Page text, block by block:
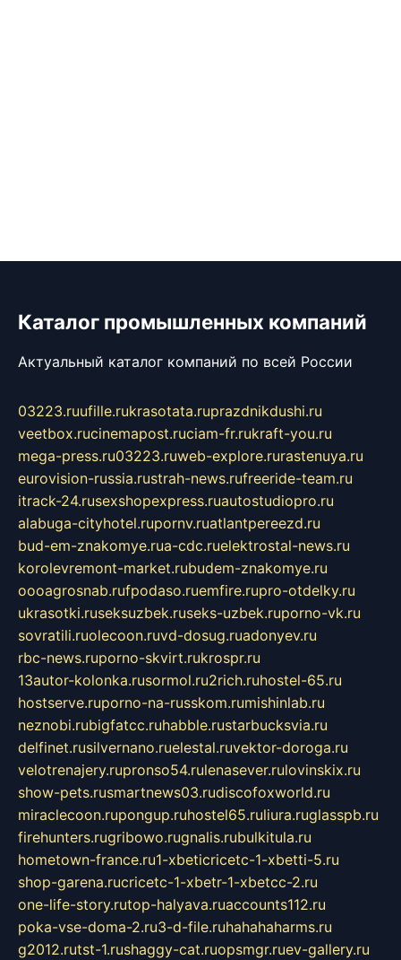
Каталог промышленных компаний
Актуальный каталог компаний по всей России
03223.ruufille.rukrasotata.ruprazdnikdushi.ru
veetbox.rucinemapost.ruciam-fr.rukraft-you.ru
mega-press.ru03223.ruweb-explore.rurastenuya.ru
eurovision-russia.rustrah-news.rufreeride-team.ru
itrack-24.rusexshopexpress.ruautostudiopro.ru
alabuga-cityhotel.rupornv.ruatlantpereezd.ru
bud-em-znakomye.rua-cdc.ruelektrostal-news.ru
korolevremont-market.rubudem-znakomye.ru
oooagrosnab.rufpodaso.ruemfire.rupro-otdelky.ru
ukrasotki.ruseksuzbek.ruseks-uzbek.ruporno-vk.ru
sovratili.ruolecoon.ruvd-dosug.ruadonyev.ru
rbc-news.ruporno-skvirt.rukrospr.ru
13autor-kolonka.rusormol.ru2rich.ruhostel-65.ru
hostserve.ruporno-na-russkom.rumishinlab.ru
neznobi.rubigfatcc.ruhabble.rustarbucksvia.ru
delfinet.rusilvernano.ruelestal.ruvektor-doroga.ru
velotrenajery.rupronso54.rulenasever.rulovinskix.ru
show-pets.rusmartnews03.rudiscofoxworld.ru
miraclecoon.rupongup.ruhostel65.ruliura.ruglasspb.ru
firehunters.rugribowo.rugnalis.rubulkitula.ru
hometown-france.ru1-xbeticricetc-1-xbetti-5.ru
shop-garena.rucricetc-1-xbetr-1-xbetcc-2.ru
one-life-story.rutop-halyava.ruaccounts112.ru
poka-vse-doma-2.ru3-d-file.ruhahahaharms.ru
g2012.rutst-1.rushaggy-cat.ruopsmgr.ruev-gallery.ru